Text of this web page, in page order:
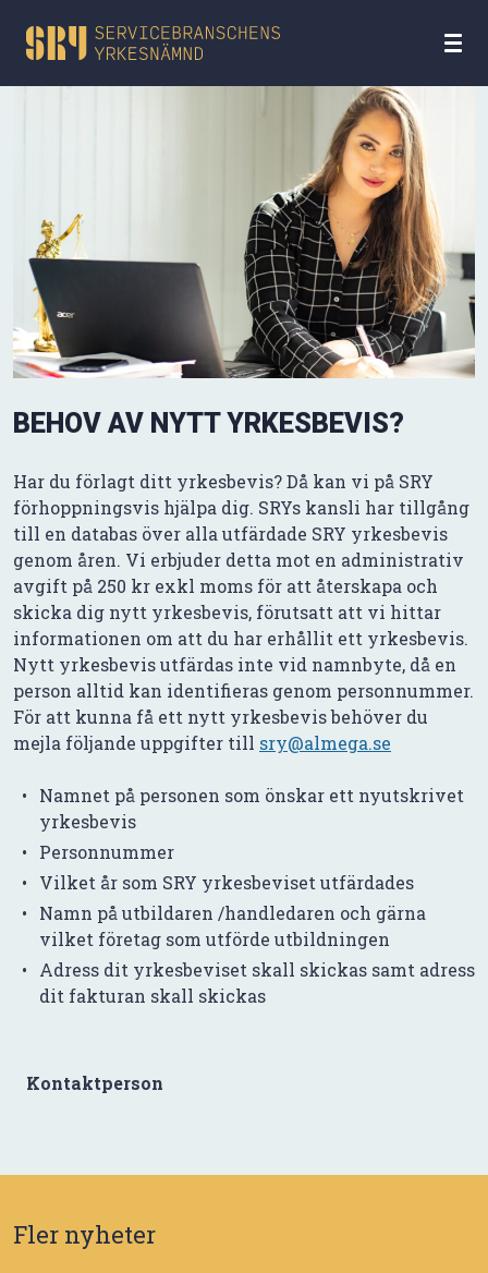
BEHOV AV NYTT YRKESBEVIS?
Har du förlagt ditt yrkesbevis? Då kan vi på SRY
förhoppningsvis hjälpa dig. SRYs kansli har tillgång
till en databas över alla utfärdade SRY yrkesbevis
genom åren. Vi erbjuder detta mot en administrativ
avgift på 250 kr exkl moms för att återskapa och
skicka dig nytt yrkesbevis, förutsatt att vi hittar
informationen om att du har erhållit ett yrkesbevis.
Nytt yrkesbevis utfärdas inte vid namnbyte, då en
person alltid kan identifieras genom personnummer.
För att kunna få ett nytt yrkesbevis behöver du
mejla följande uppgifter till sry@almega.se
Namnet på personen som önskar ett nyutskrivet
yrkesbevis
Personnummer
Vilket år som SRY yrkesbeviset utfärdades
Namn på utbildaren /handledaren och gärna
vilket företag som utförde utbildningen
Adress dit yrkesbeviset skall skickas samt adress
dit fakturan skall skickas
Kontaktperson
Fler nyheter